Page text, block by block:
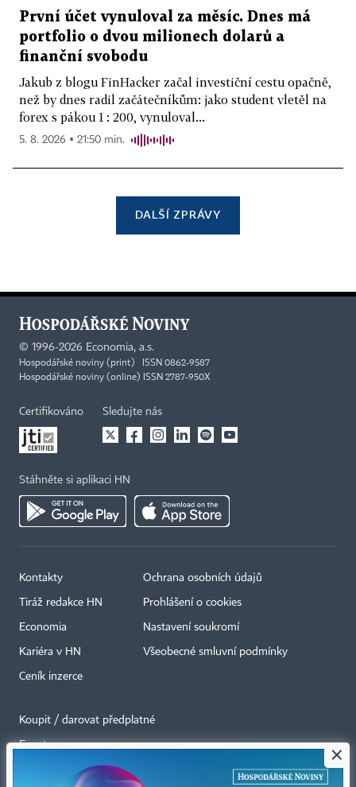
První účet vynuloval za měsíc. Dnes má
portfolio o dvou milionech dolarů a
finanční svobodu
Jakub z blogu FinHacker začal investiční cestu opačně,
než by dnes radil začátečníkům: jako student vletěl na
forex s pákou 1 : 200, vynuloval...
5. 8. 2026 ▪ 21:50 min.
DALŠÍ ZPRÁVY
© 1996-2026 Economia, a.s.
Hospodářské noviny (print) ISSN 0862-9587
Hospodářské noviny (online) ISSN 2787-950X
Certifikováno Sledujte nás
Stáhněte si aplikaci HN
Kontakty
Tiráž redakce HN
Economia
Kariéra v HN
Ceník inzerce
Ochrana osobních údajů
Prohlášení o cookies
Nastavení soukromí
Všeobecné smluvní podmínky
Koupit / darovat předplatné
Eventy ×